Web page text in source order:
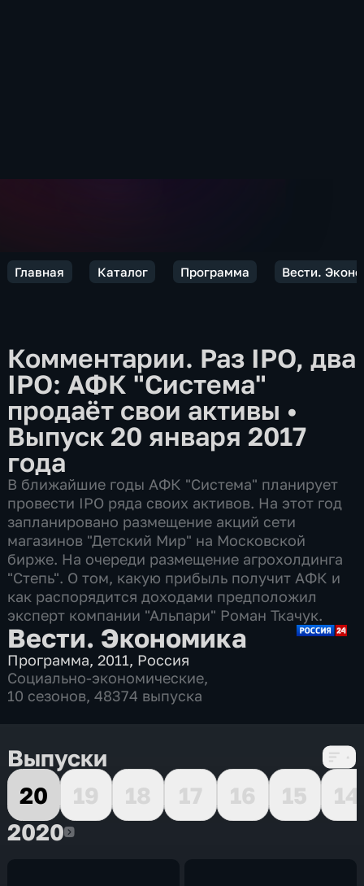
Главная Каталог Программа Вести.
Комментарии. Раз IPO, два
IPO: АФК "Система"
продаёт свои активы •
Выпуск 20 января 2017
года
В ближайшие годы АФК "Система" планирует
провести IPO ряда своих активов. На этот год
запланировано размещение акций сети
магазинов "Детский Мир" на Московской
бирже. На очереди размещение агрохолдинга
"Степь". О том, какую прибыль получит АФК и
как распорядится доходами предположил
эксперт компании "Альпари" Роман Ткачук.
Вести. Экономика
Программа,2011, Россия
Социально-экономические,
10 сезонов, 48374 выпуска
Выпуски
20
19 18 17 16 15
14
20202020